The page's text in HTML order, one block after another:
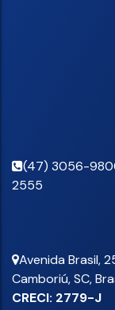
(47) 3056-
2555
Avenida Brasil,
Camboriú,SC,
CRECI: 2779-J